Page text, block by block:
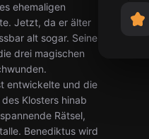
ehemaligen
Jetzt, da er älter
alt sogar. Seine
drei magischen
entwickelte und die
Klosters hinab
Rätsel,
Benediktus wird